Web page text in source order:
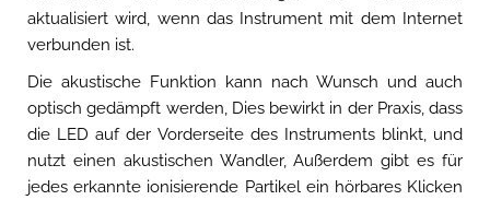
aktualisiert wird, wenn das Instrument mit dem Internet
verbunden ist.
Die akustische Funktion kann nach Wunsch und auch
optisch gedämpft werden, Dies bewirkt in der Praxis, dass
die LED auf der Vorderseite des Instruments blinkt, und
nutzt einen akustischen Wandler, Außerdem gibt es für
jedes erkannte ionisierende Partikel ein hörbares Klicken